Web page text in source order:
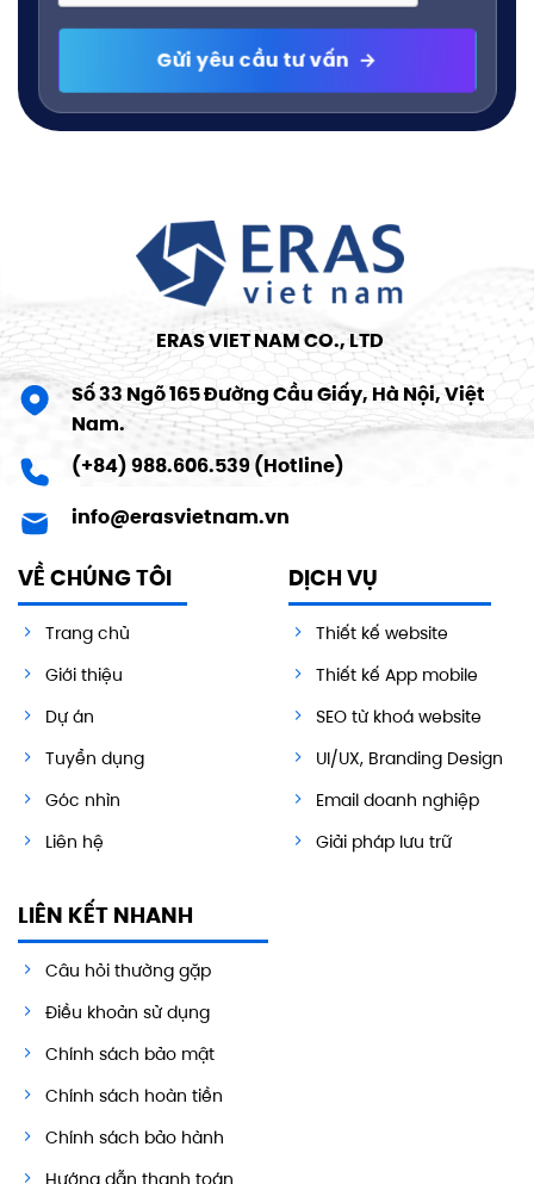
ERAS VIET NAM CO., LTD
Số 33 Ngõ 165 Đường Cầu Giấy, Hà Nội, Việt
Nam.
(+84) 988.606.539 (Hotline)
info@erasvietnam.vn
VỀ CHÚNG TÔI
Trang chủ
Giới thiệu
Dự án
Tuyển dụng
Góc nhìn
Liên hệ
DỊCH VỤ
Thiết kế website
Thiết kế App mobile
SEO từ khoá website
UI/UX, Branding Design
Email doanh nghiệp
Giải pháp lưu trữ
LIÊN KẾT NHANH
Câu hỏi thường gặp
Điều khoản sử dụng
Chính sách bảo mật
Chính sách hoàn tiền
Chính sách bảo hành